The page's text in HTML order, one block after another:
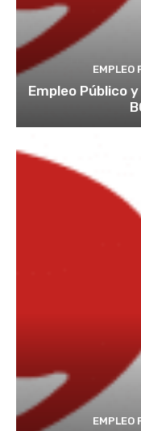
EMPLEO
Empleo Público
EMPLEO